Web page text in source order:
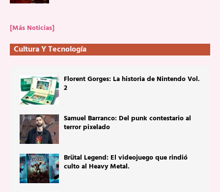
[Más Noticias]
Cultura Y Tecnología
Florent Gorges: La historia de Nintendo Vol.
2
Samuel Barranco: Del punk contestario al
terror pixelado
Brütal Legend: El videojuego que rindió
culto al Heavy Metal.